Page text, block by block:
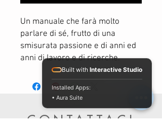
Un manuale che farà molto
parlare di sé, frutto di una
smisurata passione e di anni ed
anni di lavoro e di ricerche.
CONTATTACI
Built with Interactive Studio
Installed Apps:
• Aura Suite